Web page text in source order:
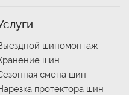
шиномонтаж
шин
смена шин
протектора шин